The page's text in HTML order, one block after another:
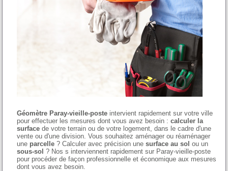
Géomètre Paray-vieille-poste intervient rapidement sur votre ville
pour effectuer les mesures dont vous avez besoin :calculer la
surface de votre terrain ou de votre logement, dans le cadre d'une
vente ou d'une division. Vous souhaitez aménager ou réaménager
une parcelle ? Calculer avec précision unesurface au sol ou un
sous-sol ? Nos s interviennent rapidement sur Paray-vieille-poste
pour procéder de façon professionnelle et économique aux mesures
dont vous avez besoin.